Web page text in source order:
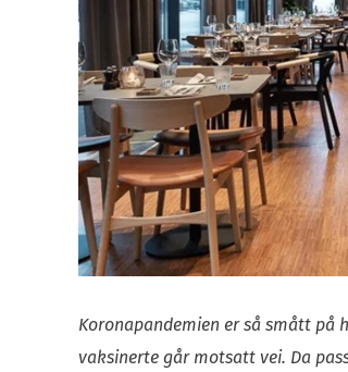
Koronapandemien er så smått på
vaksinerte går motsatt vei. Da